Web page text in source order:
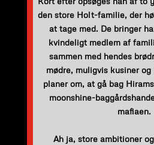
den store Holt-familie, der
at tage med. De bringer
kvindeligt medlem af
sammen med hendes
mødre, muligvis kusiner
planer om, at gå bag
moonshine-
mafiaen.
Ah ja, store ambitioner